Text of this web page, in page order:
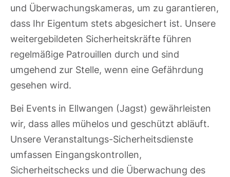
und Überwachungskameras, um zu garantieren,
dass Ihr Eigentum stets abgesichert ist. Unsere
weitergebildeten Sicherheitskräfte führen
regelmäßige Patrouillen durch und sind
umgehend zur Stelle, wenn eine Gefährdung
gesehen wird.
Bei Events in Ellwangen (Jagst) gewährleisten
wir, dass alles mühelos und geschützt abläuft.
Unsere Veranstaltungs-Sicherheitsdienste
umfassen Eingangskontrollen,
Sicherheitschecks und die Überwachung des